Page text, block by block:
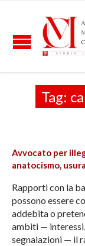
Tag:
Avvocato per
anatocismo,
Rapporti con la
possono essere
addebita o
ambiti —
segnalazioni — il